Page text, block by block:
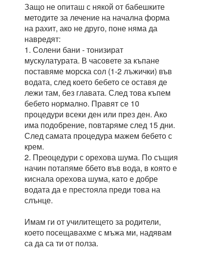
Защо не опиташ с някой от бабешките
методите за лечение на начална форма
на рахит, ако не друго, поне няма да
навредят:
1. Солени бани - тонизират
мускулатурата. В часовете за къпане
поставяме морска сол (1-2 лъжички) във
водата, след което бебето се оставя де
лежи там, без главата. След това къпем
бебето нормално. Правят се 10
процедури всеки ден или през ден. Ако
има подобрение, повтаряме след 15 дни.
След самата процедура мажем бебето с
крем.
2. Преоцедури с орехова шума. По същия
начин потапяме ббето във вода, в която е
киснала орехова шума, като е добре
водата да е престояла преди това на
слънце.
Имам ги от училитещето за родители,
което посещавахме с мъжа ми, надявам
са да са ти от полза.